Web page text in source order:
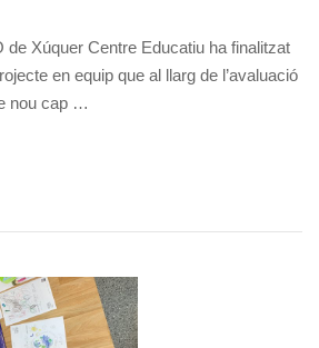
de Xúquer Centre Educatiu ha finalitzat
en equip que al llarg de l’avaluació
nou cap …